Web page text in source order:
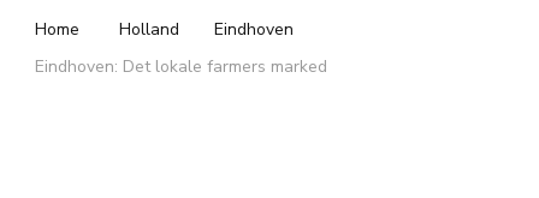
Home Holland
Eindhoven
Eindhoven: Det lokale farmers marked